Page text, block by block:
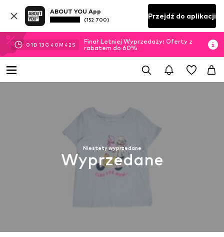
ABOUT YOU App
(152 700) Przejdź do aplikacji
01D 13 G 40M 42 S
Finał Letniej Wyprzedaży: Oferty z
rabatem do 60%
Niestety wyprzedane
Wyprzedane